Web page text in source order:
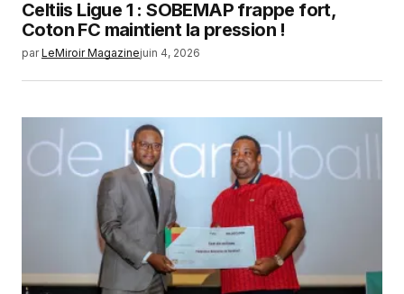
Celtiis Ligue 1 : SOBEMAP frappe fort,
Coton FC maintient la pression !
par LeMiroir Magazinejuin 4, 2026